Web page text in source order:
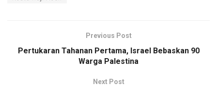
Previous Post
Pertukaran Tahanan Pertama, Israel Bebaskan 90
Warga Palestina
Next Post